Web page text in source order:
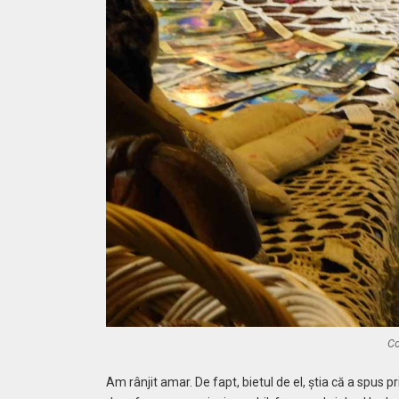
Am rânjit amar. De fapt, bietul de el, ştia că a spus